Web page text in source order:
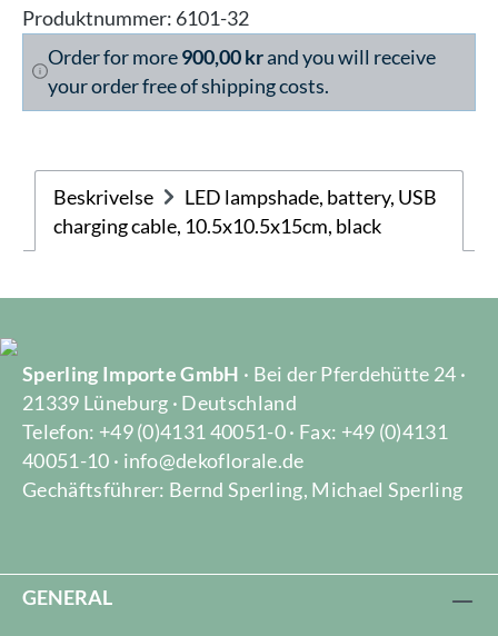
Produktnummer: 6101-32
Order for more900,00 krand you will receive
your order free of shipping costs.
Beskrivelse
LED lampshade, battery, USB
charging cable, 10.5x10.5x15cm, black
Sperling Importe GmbH · Bei der Pferdehütte 24 ·
21339 Lüneburg · Deutschland
Telefon: +49 (0)4131 40051-0 · Fax: +49 (0)4131
40051-10 · info@dekoflorale.de
Gechäftsführer: Bernd Sperling, Michael Sperling
GENERAL